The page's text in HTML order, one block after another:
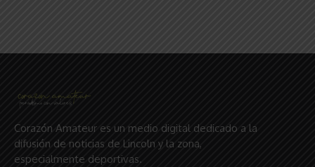
Corazón Amateur es un medio digital dedicado a la
difusión de noticias de Lincoln y la zona,
especialmente deportivas.